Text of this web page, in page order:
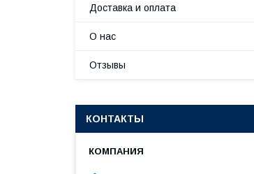
Доставка и оплата
О нас
Отзывы
КОНТАКТЫ